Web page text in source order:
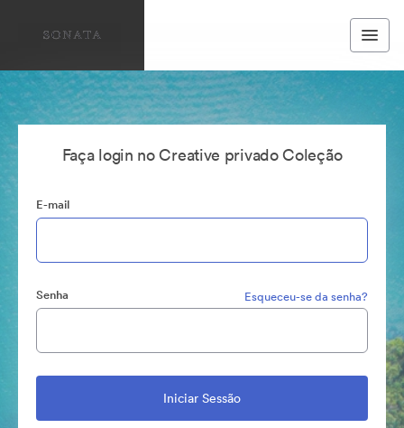
Faça login no Creative privado Coleção
E-mail
Senha Esqueceu-se da senha?